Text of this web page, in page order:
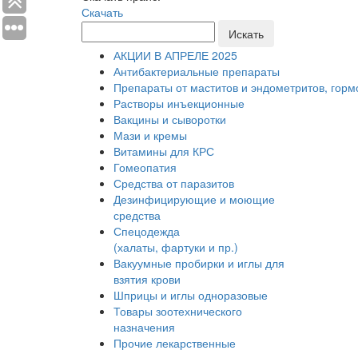
Скачать
Искать
АКЦИИ В АПРЕЛЕ 2025
Антибактериальные препараты
Препараты от маститов и эндометритов,
Растворы инъекционные
Вакцины и сыворотки
Мази и кремы
Витамины для КРС
Гомеопатия
Средства от паразитов
Дезинфицирующие и моющие
средства
Спецодежда
(халаты, фартуки и пр.)
Вакуумные пробирки и иглы для
взятия крови
Шприцы и иглы одноразовые
Товары зоотехнического
назначения
Прочие лекарственные